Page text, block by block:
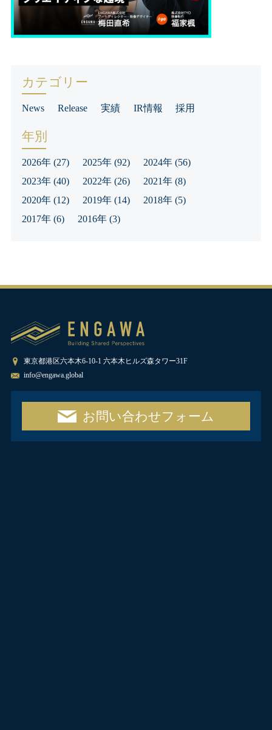
カテゴリー
News Release 実績 IR情報 採用
年別
2026年 (27) 2025年 (92) 2024年 (56)
2023年 (40) 2022年 (26) 2021年 (8)
2020年 (12) 2019年 (14) 2018年 (5)
2017年 (6) 2016年 (3)
東京都港区六本木6-10-1 六本木ヒルズ森タワー31F
info@engawa.global
お問い合わせフォーム